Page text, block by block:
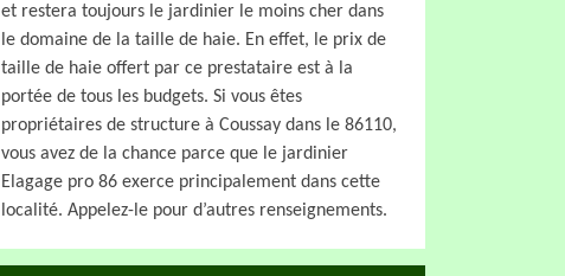
et restera toujours le jardinier le moins cher dans
le domaine de la taille de haie. En effet, le prix de
taille de haie offert par ce prestataire est à la
portée de tous les budgets. Si vous êtes
propriétaires de structure à Coussay dans le 86110,
vous avez de la chance parce que le jardinier
Elagage pro 86 exerce principalement dans cette
localité. Appelez-le pour d’autres renseignements.